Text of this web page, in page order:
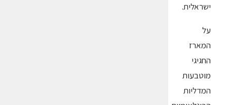
ישראלית.
על
המארז
החגיגי
מוטבעות
המדליות